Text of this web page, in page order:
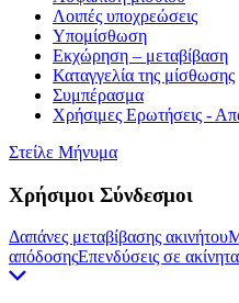
Λοιπές υποχρεώσεις
Υπομίσθωση
Εκχώρηση – μεταβίβαση
Καταγγελία της μίσθωσης
Συμπέρασμα
Χρήσιμες Ερωτήσεις -
Στείλε Μήνυμα
Χρήσιμοι Σύνδεσμοι
Δαπάνες μεταβίβασης ακινήτου
απόδοσηςΕπενδύσεις σε ακίνητα